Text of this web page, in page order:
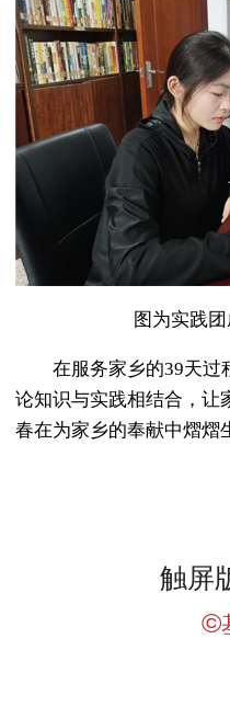
图为实践
在服务家乡的39天过
论知识与实践相结合，让
春在为家乡的奉献中熠熠
触屏
©